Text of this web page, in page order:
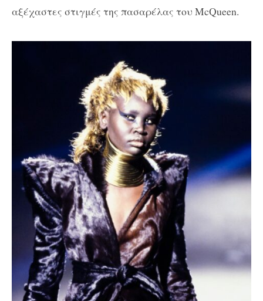
αξέχαστες στιγμές της πασαρέλας του McQueen.